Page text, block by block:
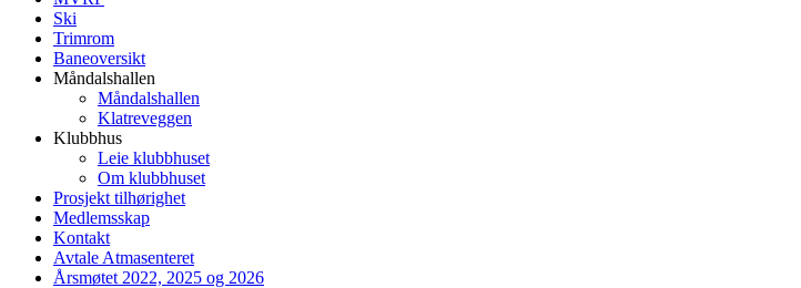
Ski
Trimrom
Baneoversikt
Måndalshallen
Måndalshallen
Klatreveggen
Klubbhus
Leie klubbhuset
Om klubbhuset
Prosjekt tilhørighet
Medlemsskap
Kontakt
Avtale Atmasenteret
Årsmøtet 2022, 2025 og 2026